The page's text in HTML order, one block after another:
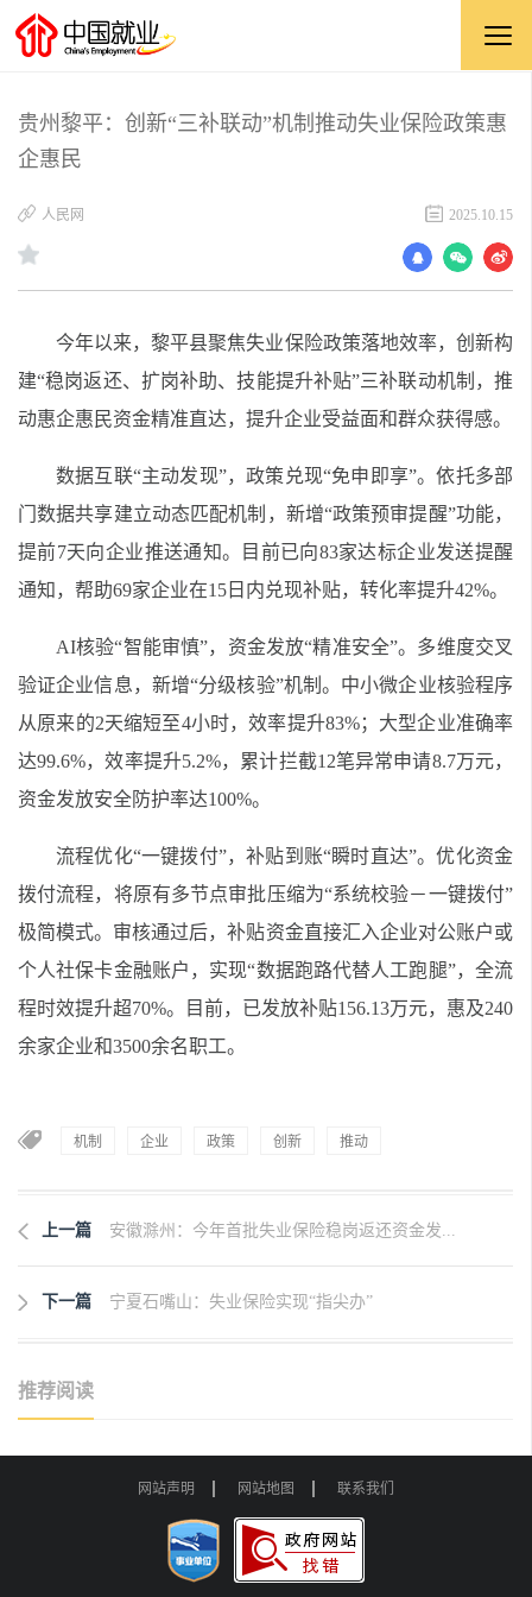
贵州黎平：创新“三补联动”机制推动失业保险政策惠
企惠民
​人民网 2025.10.15
今年以来，黎平县聚焦失业保险政策落地效率，创新构
建“稳岗返还、扩岗补助、技能提升补贴”三补联动机制，推
动惠企惠民资金精准直达，提升企业受益面和群众获得感。
数据互联“主动发现”，政策兑现“免申即享”。依托多部
门数据共享建立动态匹配机制，新增“政策预审提醒”功能，
提前7天向企业推送通知。目前已向83家达标企业发送提醒
通知，帮助69家企业在15日内兑现补贴，转化率提升42%。
AI核验“智能审慎”，资金发放“精准安全”。多维度交叉
验证企业信息，新增“分级核验”机制。中小微企业核验程序
从原来的2天缩短至4小时，效率提升83%；大型企业准确率
达99.6%，效率提升5.2%，累计拦截12笔异常申请8.7万元，
资金发放安全防护率达100%。
流程优化“一键拨付”，补贴到账“瞬时直达”。优化资金
拨付流程，将原有多节点审批压缩为“系统校验－一键拨付”
极简模式。审核通过后，补贴资金直接汇入企业对公账户或
个人社保卡金融账户，实现“数据跑路代替人工跑腿”，全流
程时效提升超70%。目前，已发放补贴156.13万元，惠及240
余家企业和3500余名职工。
机制 企业 政策 创新 推动
上一篇 安徽滁州：今年首批失业保险稳岗返还资金发...
下一篇 宁夏石嘴山：失业保险实现“指尖办”
推荐阅读
网站声明 网站地图 联系我们